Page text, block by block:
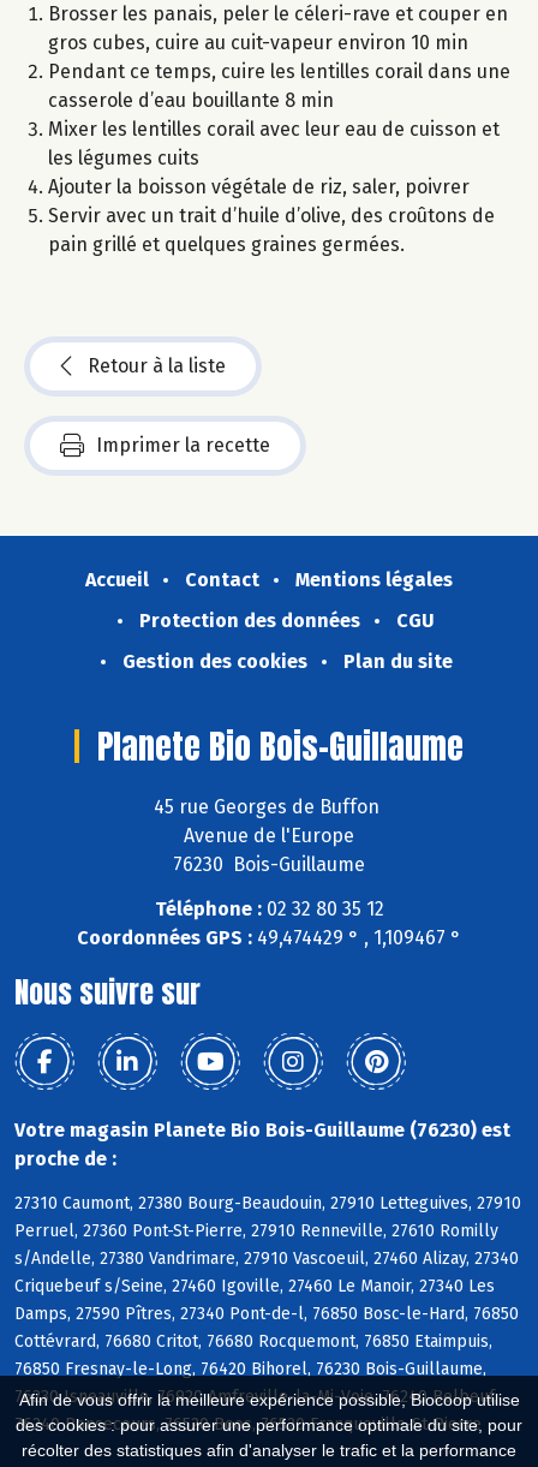
Afin de vous offrir la meilleure expérience possible, Biocoop utilise
des cookies : pour assurer une performance optimale du site, pour
récolter des statistiques afin d'analyser le trafic et la performance
Brosser les panais, peler le céleri-rave et couper en
gros cubes, cuire au cuit-vapeur environ 10 min
Pendant ce temps, cuire les lentilles corail dans une
casserole d’eau bouillante 8 min
Mixer les lentilles corail avec leur eau de cuisson et
les légumes cuits
Ajouter la boisson végétale de riz, saler, poivrer
Servir avec un trait d’huile d’olive, des croûtons de
pain grillé et quelques graines germées.
Retour à la liste
Imprimer la recette
Accueil Contact
Mentions légales
Protection des données
CGU
Gestion des cookies
Plan du site
Planete Bio Bois-Guillaume
45 rue Georges de Buffon
Avenue de l'Europe
76230 Bois-Guillaume
Téléphone :02 32 80 35 12
Coordonnées GPS : 49,474429 ° , 1,109467 °
Nous suivre sur
Votre magasin Planete Bio Bois-Guillaume (76230) est
proche de :
27310 Caumont, 27380 Bourg-Beaudouin, 27910 Letteguives, 27910
Perruel, 27360 Pont-St-Pierre, 27910 Renneville, 27610 Romilly
s/Andelle, 27380 Vandrimare, 27910 Vascoeuil, 27460 Alizay, 27340
Criquebeuf s/Seine, 27460 Igoville, 27460 Le Manoir, 27340 Les
Damps, 27590 Pîtres, 27340 Pont-de-l, 76850 Bosc-le-Hard, 76850
Cottévrard, 76680 Critot, 76680 Rocquemont, 76850 Etaimpuis,
76850 Fresnay-le-Long, 76420 Bihorel, 76230 Bois-Guillaume,
76230 Isneauville, 76920 Amfreville-la-Mi-Voie, 76240 Belbeuf,
76240 Bonsecours, 76520 Boos, 76520 Franqueville-St-Pierre